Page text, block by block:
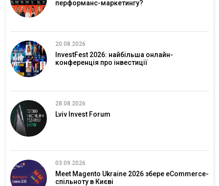
перформанс-маркетингу?
20.08.2026
InvestFest 2026: найбільша онлайн-
конференція про інвестиції
28.08.2026
Lviv Invest Forum
03.09.2026
Meet Magento Ukraine 2026 збере eCommerce-
спільноту в Києві